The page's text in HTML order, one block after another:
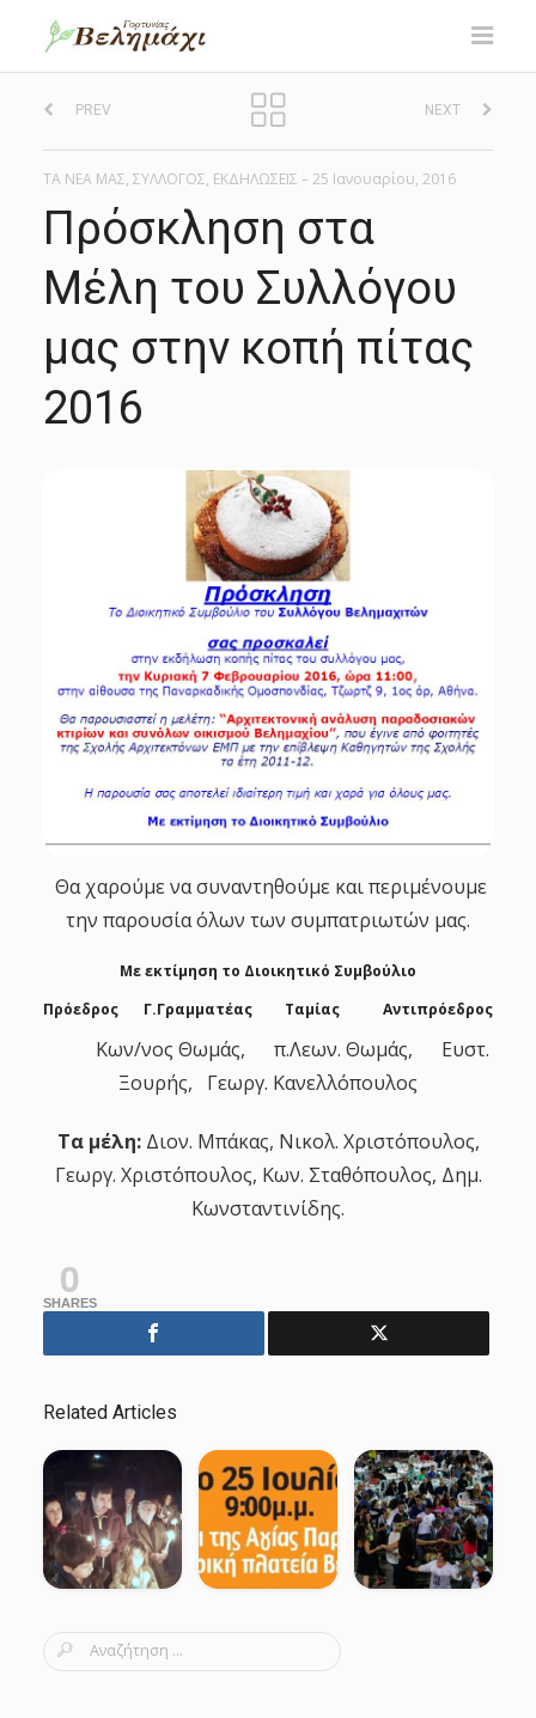
P
o
s
t
n
a
n
PREV NEXT
ΤΑ ΝΕΑ ΜΑΣ, ΣΥΛΛΟΓΟΣ, ΕΚΔΗΛΩΣΕΙΣ –25 Ιανουαρίου, 2016
Πρόσκληση στα
Μέλη του Συλλόγου
μας στην κοπή πίτας
2016
Θα χαρούμε να συναντηθούμε και περιμένουμε
την παρουσία όλων των συμπατριωτών μας.
Με εκτίμηση το Διοικητικό Συμβούλιο
Πρόεδρος Γ.Γραμματέας Ταμίας Αντιπρόεδρος
Κων/νος Θωμάς, π.Λεων. Θωμάς, Ευστ.
Ξουρής, Γεωργ. Κανελλόπουλος
Τα μέλη:Διον. Μπάκας, Νικολ. Χριστόπουλος,
Γεωργ. Χριστόπουλος, Κων. Σταθόπουλος, Δημ.
Κωνσταντινίδης.
0
SHARES
Related Articles
S